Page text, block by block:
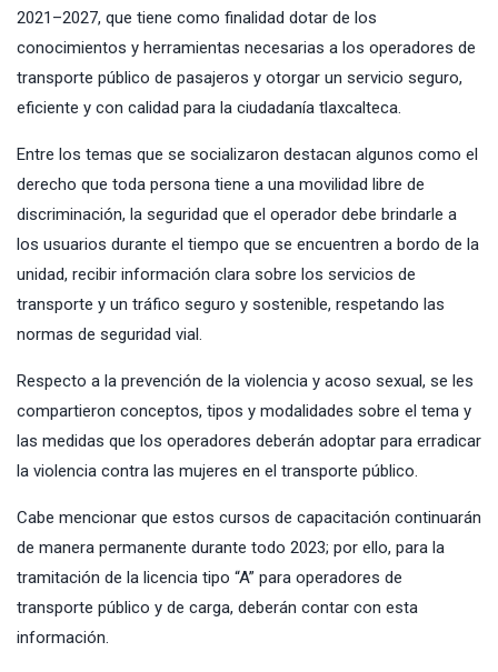
2021–2027, que tiene como finalidad dotar de los
conocimientos y herramientas necesarias a los operadores de
transporte público de pasajeros y otorgar un servicio seguro,
eficiente y con calidad para la ciudadanía tlaxcalteca.
Entre los temas que se socializaron destacan algunos como el
derecho que toda persona tiene a una movilidad libre de
discriminación, la seguridad que el operador debe brindarle a
los usuarios durante el tiempo que se encuentren a bordo de la
unidad, recibir información clara sobre los servicios de
transporte y un tráfico seguro y sostenible, respetando las
normas de seguridad vial.
Respecto a la prevención de la violencia y acoso sexual, se les
compartieron conceptos, tipos y modalidades sobre el tema y
las medidas que los operadores deberán adoptar para erradicar
la violencia contra las mujeres en el transporte público.
Cabe mencionar que estos cursos de capacitación continuarán
de manera permanente durante todo 2023; por ello, para la
tramitación de la licencia tipo “A” para operadores de
transporte público y de carga, deberán contar con esta
información.